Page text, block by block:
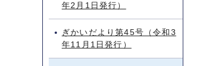
年2月1日発行）
ぎかいだより第45号（令和3
年11月1日発行）